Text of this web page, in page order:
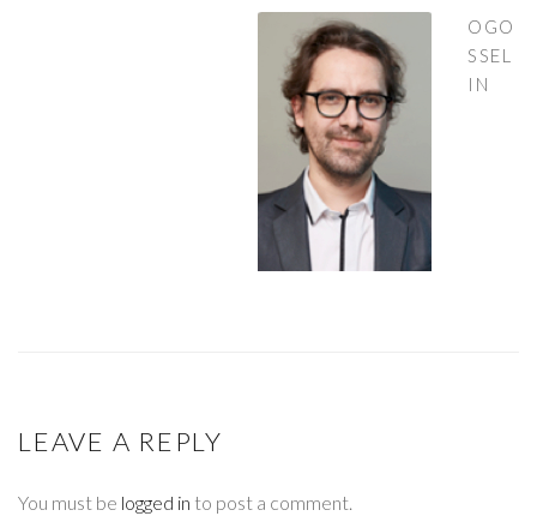
OGO
SSEL
IN
LEAVE A REPLY
You must be logged in to post a comment.